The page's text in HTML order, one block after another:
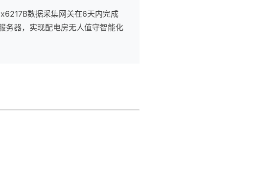
数据采集网关在6天内完成
务器，实现配电房无人值守智能化